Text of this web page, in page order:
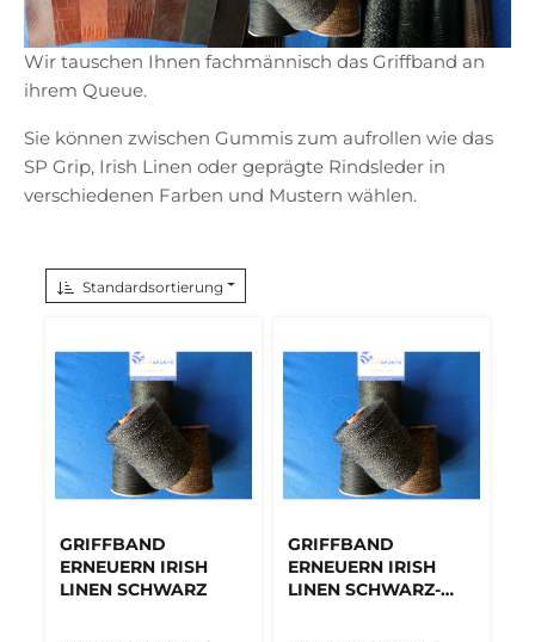
Wir tauschen Ihnen fachmännisch das Griffband an
ihrem Queue.
Sie können zwischen Gummis zum aufrollen wie das
SP Grip, Irish Linen oder geprägte Rindsleder in
verschiedenen Farben und Mustern wählen.
Standardsortierung
GRIFFBAND
ERNEUERN IRISH
LINEN SCHWARZ
GRIFFBAND
ERNEUERN IRISH
LINEN SCHWARZ-